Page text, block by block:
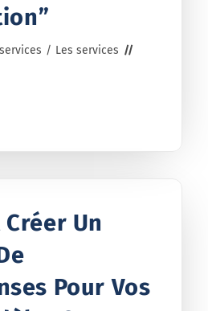
/ Les services
Un
Pour Vos